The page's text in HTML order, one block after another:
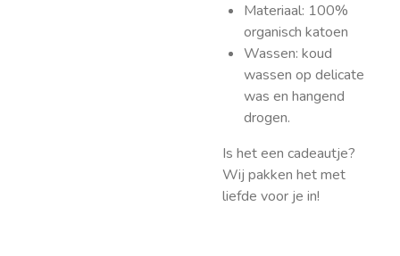
Materiaal: 100%
organisch katoen
Wassen: koud
wassen op delicate
was en hangend
drogen.
Is het een cadeautje?
Wij pakken het met
liefde voor je in!